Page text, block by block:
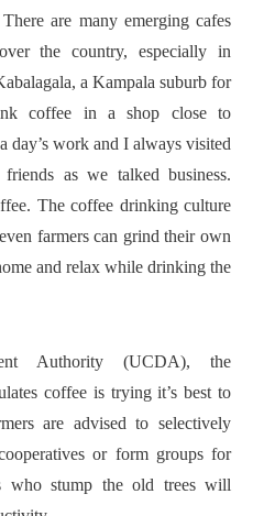
are many emerging cafes
the country, especially in
a Kampala suburb for
coffee in a shop close to
day’s work and I always visited
as we talked business.
The coffee drinking culture
farmers can grind their own
and relax while drinking the
Authority (UCDA), the
coffee is trying it’s best to
are advised to selectively
or form groups for
who stump the old trees will